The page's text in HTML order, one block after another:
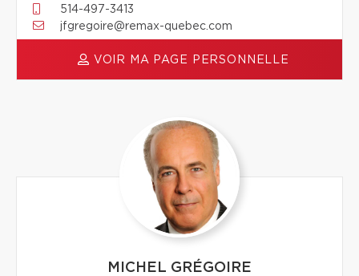
514-497-3413
jfgregoire@remax-quebec.com
VOIR MA PAGE PERSONNELLE
MICHEL GRÉGOIRE